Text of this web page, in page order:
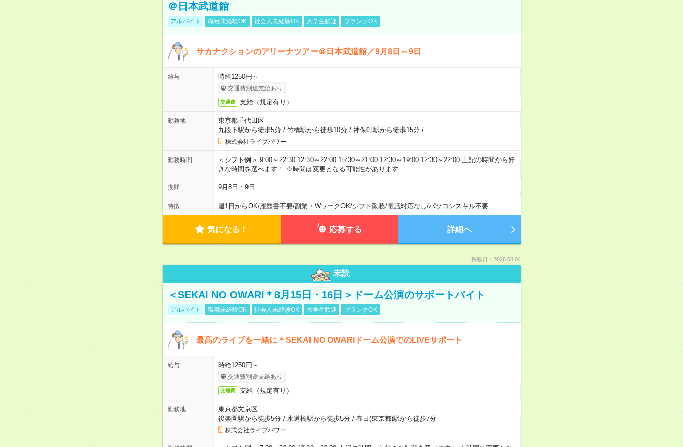
＠日本武道館
アルバイト 職種未経験OK 社会人未経験OK 大学生歓迎 ブランクOK
サカナクションのアリーナツアー＠日本武道館／9月8日～9日
給与 時給1250円～
交通費別途支給あり
交通費 支給（規定有り）
勤務地
東京都千代田区
九段下駅から徒歩5分/ 竹橋駅から徒歩10分/ 神保町駅から徒歩15分/
株式会社ライブパワー
勤務時間
＜シフト例＞ 9:00～22:30 12:30～22:00 15:30～21:00 12:30～19:00 12:30～22:00 上記の時間から好
きな時間を選べます！ ※時間は変更となる可能性があります
期間 9月8日・9日
特徴 週1日からOK/履歴書不要/副業・WワークOK/シフト勤務/電話対応なし/パソコンスキル不要
気になる！ 応募する 詳細へ
掲載日：2026.08.04
未読
＜SEKAI NO OWARI＊8月15日・16日＞ドーム公演のサポートバイト
アルバイト 職種未経験OK 社会人未経験OK 大学生歓迎 ブランクOK
最高のライブを一緒に＊SEKAI NO OWARIドーム公演でのLIVEサポート
給与 時給1250円～
交通費別途支給あり
交通費 支給（規定有り）
勤務地
東京都文京区
後楽園駅から徒歩5分/ 水道橋駅から徒歩5分/ 春日(東京都)駅から徒歩7分
株式会社ライブパワー